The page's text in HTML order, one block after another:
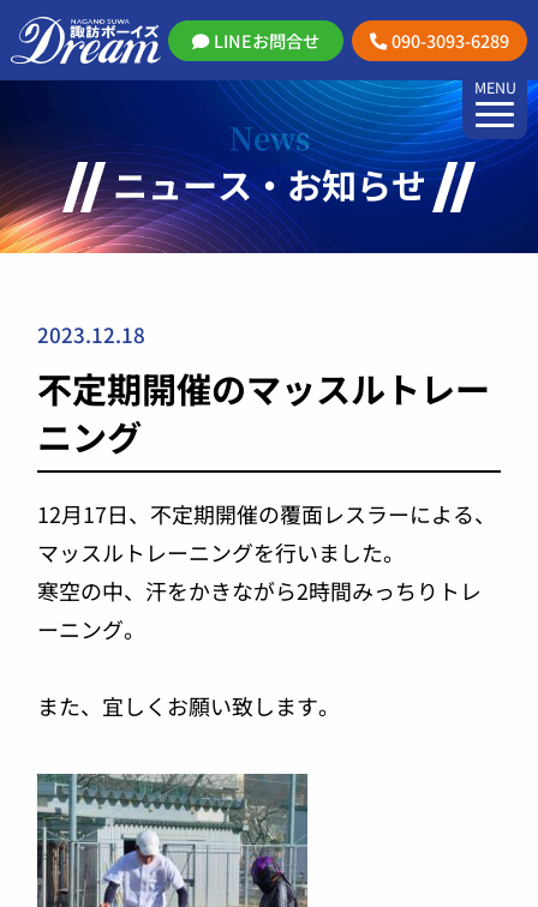
LINEお問合せ 090-3093-6289
MENU
News
ニュース・お知らせ
2023.12.18
不定期開催のマッスルトレー
ニング
12月17日、不定期開催の覆面レスラーによる、
マッスルトレーニングを行いました。
寒空の中、汗をかきながら2時間みっちりトレ
ーニング。
また、宜しくお願い致します。